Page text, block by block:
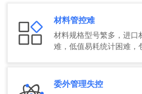
材料管控难
材料规格型号繁多，进口
难，低值易耗统计困难，
委外管理失控